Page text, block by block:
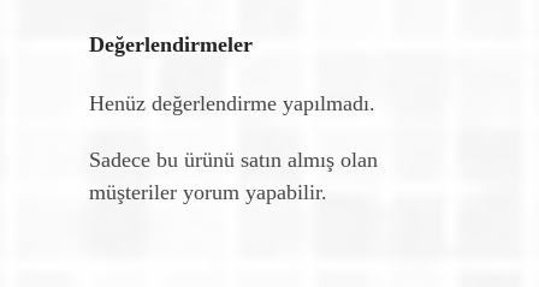
Değerlendirmeler
Henüz değerlendirme yapılmadı.
Sadece bu ürünü satın almış olan
müşteriler yorum yapabilir.